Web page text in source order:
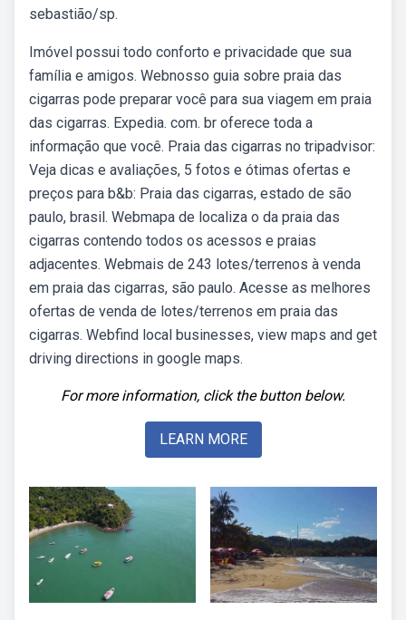
sebastião/sp.
Imóvel possui todo conforto e privacidade que sua
família e amigos. Webnosso guia sobre praia das
cigarras pode preparar você para sua viagem em praia
das cigarras. Expedia. com. br oferece toda a
informação que você. Praia das cigarras no tripadvisor:
Veja dicas e avaliações, 5 fotos e ótimas ofertas e
preços para b&b: Praia das cigarras, estado de são
paulo, brasil. Webmapa de localiza o da praia das
cigarras contendo todos os acessos e praias
adjacentes. Webmais de 243 lotes/terrenos à venda
em praia das cigarras, são paulo. Acesse as melhores
ofertas de venda de lotes/terrenos em praia das
cigarras. Webfind local businesses, view maps and get
driving directions in google maps.
For more information, click the button below.
LEARN MORE